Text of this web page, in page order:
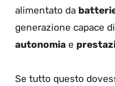
alimentato da
generazione capace
autonomia e
Se tutto questo